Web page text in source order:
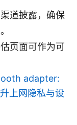
道披露，确保
页面可作为可
adapter:
上网隐私与设